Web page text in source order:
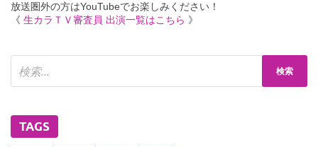
放送圏外の方はYouTubeでお楽しみください！
《 生カラＴＶ審査員 出演一覧はこちら 》
TAGS